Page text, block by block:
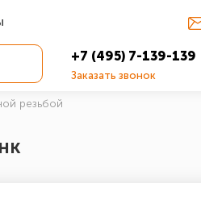
+7 (495) 7-139-139
Заказать звонок
резьбой